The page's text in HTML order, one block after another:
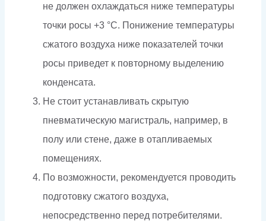
не должен охлаждаться ниже температуры
точки росы +3 °С. Понижение температуры
сжатого воздуха ниже показателей точки
росы приведет к повторному выделению
конденсата.
Не стоит устанавливать скрытую
пневматическую магистраль, например, в
полу или стене, даже в отапливаемых
помещениях.
По возможности, рекомендуется проводить
подготовку сжатого воздуха,
непосредственно перед потребителями.